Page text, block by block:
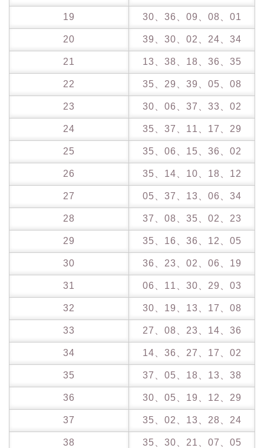
19 30、36、09、08、01
20 39、30、02、24、34
21 13、38、18、36、35
22 35、29、39、05、08
23 30、06、37、33、02
24 35、37、11、17、29
25 35、06、15、36、02
26 35、14、10、18、12
27 05、37、13、06、34
28 37、08、35、02、23
29 35、16、36、12、05
30 36、23、02、06、19
31 06、11、30、29、03
32 30、19、13、17、08
33 27、08、23、14、36
34 14、36、27、17、02
35 37、05、18、13、38
36 30、05、19、12、29
37 35、02、13、28、24
38 35、30、21、07、05